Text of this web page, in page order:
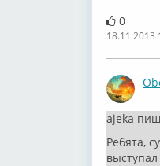
0
18.11.2013
ajeka
Ребята,